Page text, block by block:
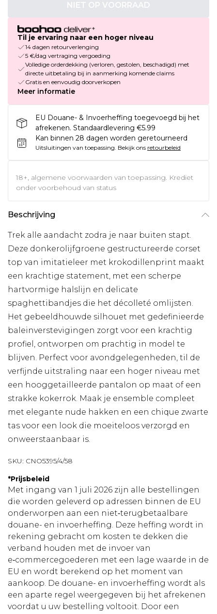
NIET OP VOORRAAD
Til je ervaring naar een hoger niveau
14 dagen retourverlenging
5 €/dag vertraging vergoeding
Volledige orderdekking (verloren, gestolen, beschadigd) met
directe uitbetaling bij in aanmerking komende claims
Gratis en eenvoudig doorverkopen
Meer informatie
EU Douane- & Invoerheffing toegevoegd bij het
afrekenen. Standaardlevering €5.99
Kan binnen 28 dagen worden geretourneerd
Uitsluitingen van toepassing. Bekijk ons retourbeleid
18+, algemene voorwaarden van toepassing. Krediet
onder voorbehoud van status
Beschrijving
Trek alle aandacht zodra je naar buiten stapt.
Deze donkerolijfgroene gestructureerde corset
top van imitatieleer met krokodillenprint maakt
een krachtige statement, met een scherpe
hartvormige halslijn en delicate
spaghettibandjes die het décolleté omlijsten.
Het gebeeldhouwde silhouet met gedefinieerde
baleinverstevigingen zorgt voor een krachtig
profiel, ontworpen om prachtig in model te
blijven. Perfect voor avondgelegenheden, til de
verfijnde uitstraling naar een hoger niveau met
een hooggetailleerde pantalon op maat of een
strakke kokerrok. Maak je ensemble compleet
met elegante nude hakken en een chique zwarte
tas voor een look die moeiteloos verzorgd en
onweerstaanbaar is.
SKU: CNO5395/4/58
*Prijsbeleid
Met ingang van 1 juli 2026 zijn alle bestellingen
die worden geleverd op adressen binnen de EU
onderworpen aan een niet‑terugbetaalbare
douane- en invoerheffing. Deze heffing wordt in
rekening gebracht om kosten te dekken die
verband houden met de invoer van
e‑commercegoederen met een lage waarde in de
EU en wordt berekend op het moment van
aankoop. De douane- en invoerheffing wordt als
een aparte regel weergegeven bij het afrekenen
voordat u uw bestelling voltooit. Door een